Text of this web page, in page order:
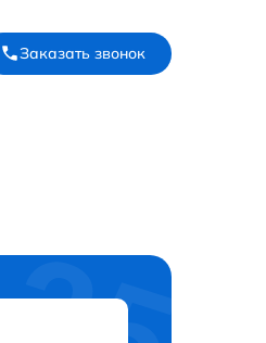
Заказать звонок